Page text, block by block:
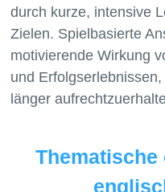
durch kurze, intensive
Zielen. Spielbasierte
motivierende Wirkung
und